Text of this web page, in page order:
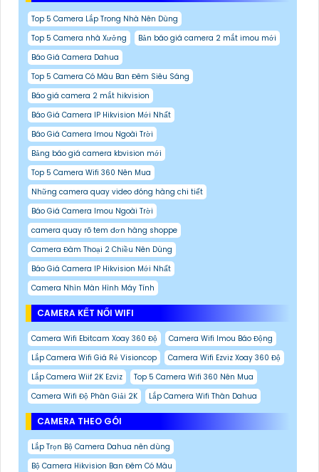
Top 5 Camera Lắp Trong Nhà Nên Dùng
Top 5 Camera nhà Xưởng
Bản báo giá camera 2 mắt imou mới
Báo Giá Camera Dahua
Top 5 Camera Có Màu Ban Đêm Siêu Sáng
Báo giá camera 2 mắt hikvision
Báo Giá Camera IP Hikvision Mới Nhất
Báo Giá Camera Imou Ngoài Trời
Bảng báo giá camera kbvision mới
Top 5 Camera Wifi 360 Nên Mua
Những camera quay video đóng hàng chi tiết
Báo Giá Camera Imou Ngoài Trời
camera quay rõ tem đơn hàng shoppe
Camera Đàm Thoại 2 Chiều Nên Dùng
Báo Giá Camera IP Hikvision Mới Nhất
Camera Nhìn Màn Hình Máy Tính
CAMERA KẾT NỐI WIFI
Camera Wifi Ebitcam Xoay 360 Độ
Camera Wifi Imou Báo Động
Lắp Camera Wifi Giá Rẻ Visioncop
Camera Wifi Ezviz Xoay 360 Độ
Lắp Camera Wiif 2K Ezviz
Top 5 Camera Wifi 360 Nên Mua
Camera Wifi Độ Phân Giải 2K
Lắp Camera Wifi Thân Dahua
CAMERA THEO GÓI
Lắp Trọn Bộ Camera Dahua nên dùng
Bộ Camera Hikvision Ban Đêm Có Màu